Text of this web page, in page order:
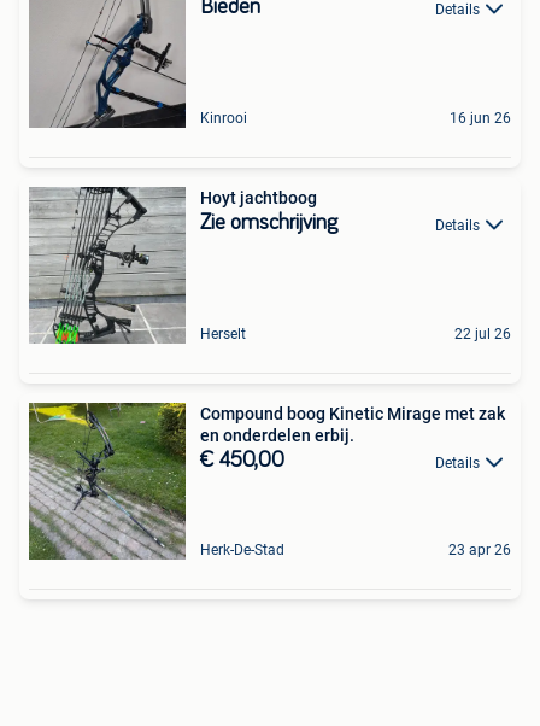
Bieden Details
Kinrooi 16 jun 26
Hoyt jachtboog
Zie omschrijving Details
Herselt 22 jul 26
Compound boog Kinetic Mirage met zak
en onderdelen erbij.
€ 450,00 Details
Herk-De-Stad 23 apr 26